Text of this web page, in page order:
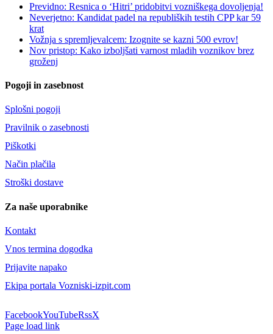
Previdno: Resnica o ‘Hitri’ pridobitvi vozniškega dovoljenja!
Neverjetno: Kandidat padel na republiških testih CPP kar 59
krat
Vožnja s spremljevalcem: Izognite se kazni 500 evrov!
Nov pristop: Kako izboljšati varnost mladih voznikov brez
groženj
Pogoji in zasebnost
Splošni pogoji
Pravilnik o zasebnosti
Piškotki
Način plačila
Stroški dostave
Za naše uporabnike
Kontakt
Vnos termina dogodka
Prijavite napako
Ekipa portala Vozniski-izpit.com
FacebookYouTubeRssX
Page load link